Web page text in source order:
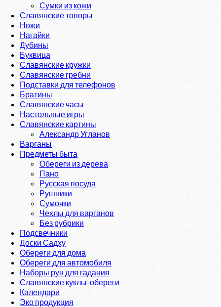
Сумки из кожи
Славянские топоры
Ножи
Нагайки
Дубины
Буквица
Славянские кружки
Славянские гребни
Подставки для телефонов
Братины
Славянские часы
Настольные игры
Славянские картины
Александр Угланов
Варганы
Предметы быта
Обереги из дерева
Пано
Русская посуда
Рушники
Сумочки
Чехлы для варганов
Без рубрики
Подсвечники
Доски Садху
Обереги для дома
Обереги для автомобиля
Наборы рун для гадания
Славянские куклы-обереги
Календари
Эко продукция